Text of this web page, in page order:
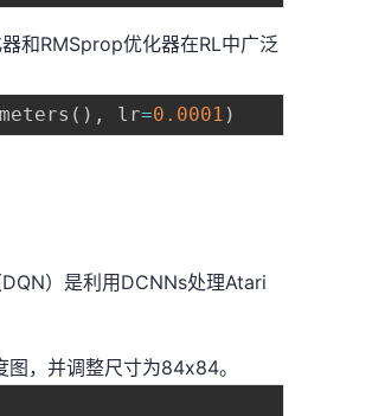
和RMSprop优化器在RL中广泛
( ) , lr=0.0001 )
）是利用DCNNs处理Atari
，并调整尺寸为84x84。